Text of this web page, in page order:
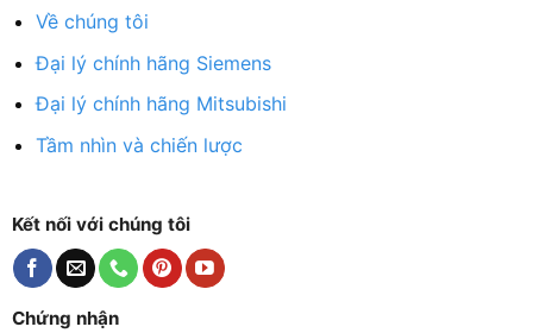
Về chúng tôi
Đại lý chính hãng Siemens
Đại lý chính hãng Mitsubishi
Tầm nhìn và chiến lược
Kết nối với chúng tôi
Chứng nhận